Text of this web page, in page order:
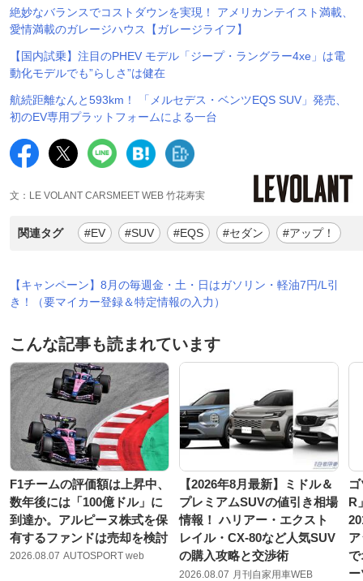
絶妙なバランスでコストダウンを実現！ アメリカンテイスト満載、
愛情満載のガレージハウス【ガレージライフ】
【国内試乗】注目のPHEV モデル「ジープ・ラングラー4xe」は電
動化モデルでも”らしさ”は健在
航続距離なんと593km！ 「メルセデス・ベンツEQS SUV」発売、
初のEV専用プラットフォームによる一台
文：LE VOLANT CARSMEET WEB 竹花寿実
関連タグ #EV #SUV #EQS #セダン #アップ！
【キャンペーン】8月の毎週金・土・日はガソリン・軽油7円/L引
き！（要マイカー登録＆特定情報の入力）
こんな記事も読まれています
F1チームの評価額は上昇中、
数年後には「100億ドル」に
到達か。アルピーヌ株式を保
有するファンドは売却を検討
2026.08.07 AUTOSPORT web
【2026年8月最新】ミドル＆
プレミアムSUVの値引き相場
情報！ ハリアー・エクスト
レイル・CX-80など人気SUV
の購入攻略と交渉術
2026.08.07 月刊自家用車WEB
R
で